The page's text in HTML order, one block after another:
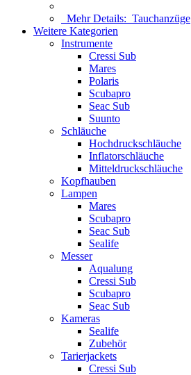
Mehr Details: Tauchanzüge
Weitere Kategorien
Instrumente
Cressi Sub
Mares
Polaris
Scubapro
Seac Sub
Suunto
Schläuche
Hochdruckschläuche
Inflatorschläuche
Mitteldruckschläuche
Kopfhauben
Lampen
Mares
Scubapro
Seac Sub
Sealife
Messer
Aqualung
Cressi Sub
Scubapro
Seac Sub
Kameras
Sealife
Zubehör
Tarierjackets
Cressi Sub